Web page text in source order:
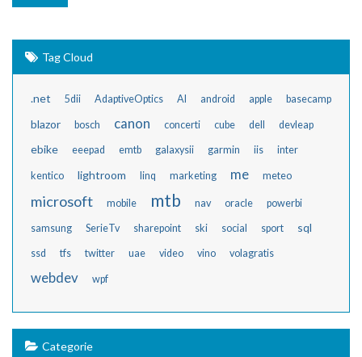
Tag Cloud
.net 5dii AdaptiveOptics AI android apple basecamp
blazor bosch canon concerti cube dell devleap
ebike eeepad emtb galaxysii garmin iis inter
kentico lightroom linq marketing me meteo
microsoft mobile mtb nav oracle powerbi
samsung SerieTv sharepoint ski social sport sql
ssd tfs twitter uae video vino volagratis
webdev wpf
Categorie